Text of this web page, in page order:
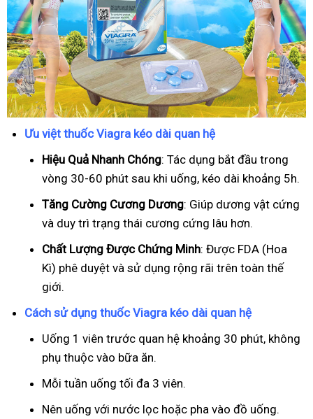
Ưu việt thuốc Viagra kéo dài quan hệ
Hiệu Quả Nhanh Chóng: Tác dụng bắt đầu trong
vòng 30-60 phút sau khi uống, kéo dài khoảng 5h.
Tăng Cường Cương Dương: Giúp dương vật cứng
và duy trì trạng thái cương cứng lâu hơn.
Chất Lượng Được Chứng Minh: Được FDA (Hoa
Kì) phê duyệt và sử dụng rộng rãi trên toàn thế
giới.
Cách sử dụng thuốc Viagra kéo dài quan hệ
Uống 1 viên trước quan hệ khoảng 30 phút, không
phụ thuộc vào bữa ăn.
Mỗi tuần uống tối đa 3 viên.
Nên uống với nước lọc hoặc pha vào đồ uống.